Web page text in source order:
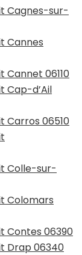
Cagnes-sur-
Cannes
Cannet 06110
Cap-d’Ail
Carros 06510
Colle-sur-
Colomars
Contes 06390
Drap 06340